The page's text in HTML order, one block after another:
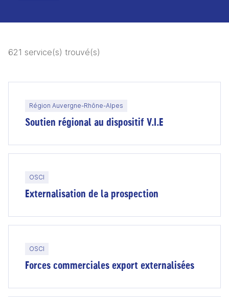
621 service(s) trouvé(s)
Région Auvergne-Rhône-Alpes
Soutien régional au dispositif V.I.E
OSCI
Externalisation de la prospection
OSCI
Forces commerciales export externalisées